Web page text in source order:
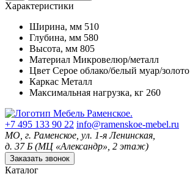
Характеристики
Ширина, мм 510
Глубина, мм 580
Высота, мм 805
Материал Микровелюр/металл
Цвет Серое облако/белый муар/золото
Каркас Металл
Максимальная нагрузка, кг 260
+7 495 133 90 22 info@ramenskoe-mebel.ru
МО, г. Раменское, ул. 1-я Ленинская,
д. 37 Б (МЦ «Александр», 2 этаж)
Заказать звонок
Каталог